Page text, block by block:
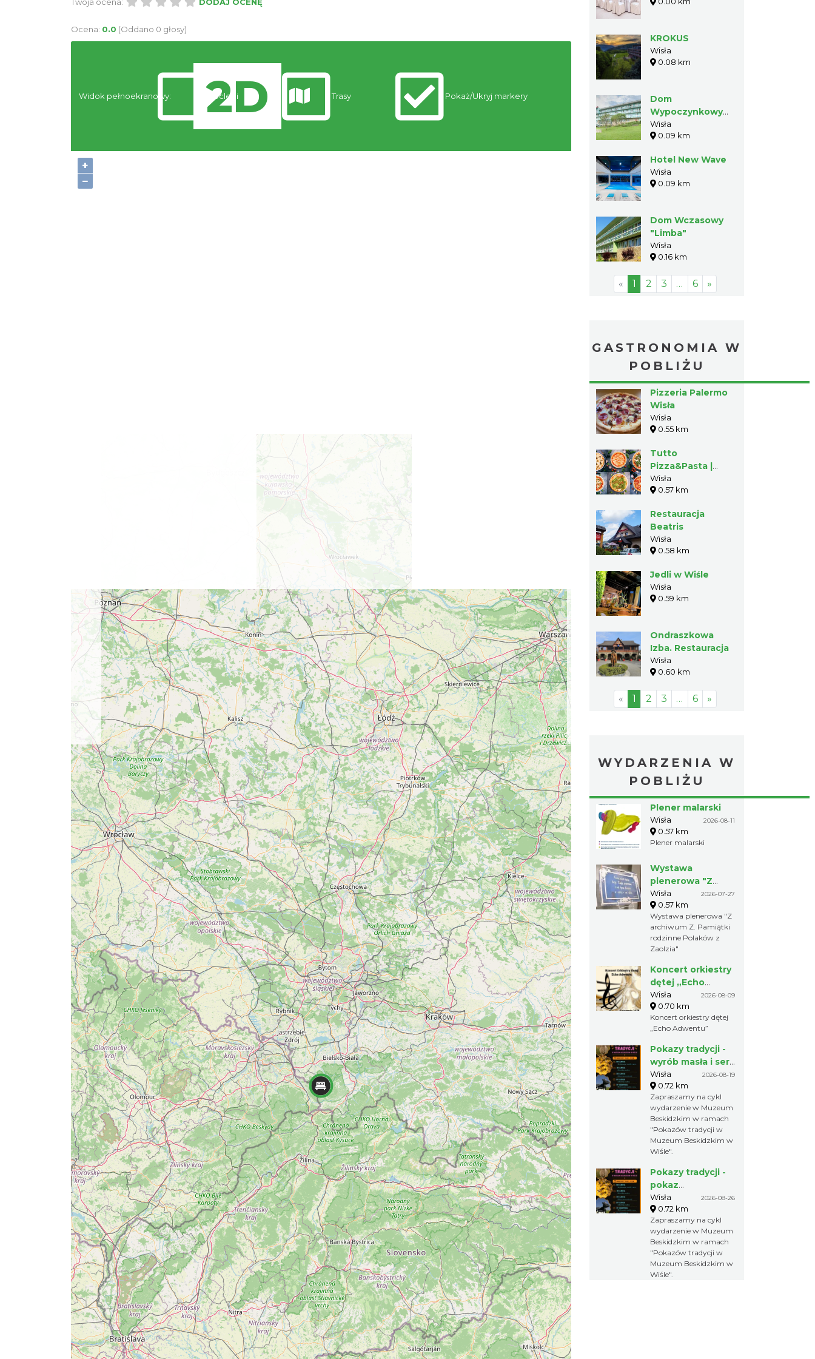
Ocena: 0.0 (Oddano 0 głosy)
+
−
Widok pełnoekranowy: Noclegi Trasy Pokaż/Ukryj markery
KROKUS
Wisła
0.08 km
Dom
Wypoczynkowy
Limba
Wisła
0.09 km
Hotel New Wave
Wisła
0.09 km
Dom Wczasowy
"Limba"
Wisła
0.16 km
« 1 2 3 … 6 »
GASTRONOMIA W
POBLIŻU
Pizzeria Palermo
Wisła
Wisła
0.55 km
Tutto
Pizza&Pasta |
Wisła
Wisła
0.57 km
Restauracja
Beatris
Wisła
0.58 km
Jedli w Wiśle
Wisła
0.59 km
Ondraszkowa
Izba. Restauracja
Wisła
0.60 km
« 1 2 3 … 6 »
WYDARZENIA W
POBLIŻU
Plener malarski
Wisła 2026-08-11
0.57 km
Plener malarski
Wystawa
plenerowa "Z
archiwum Z.
Pamiątki rodzinne
Polaków z
Zaolzia"
Wisła 2026-07-27
0.57 km
Wystawa plenerowa "Z
archiwum Z. Pamiątki
rodzinne Polaków z
Zaolzia"
Koncert orkiestry
dętej „Echo
Adwentu”
Wisła 2026-08-09
0.70 km
Koncert orkiestry dętej
„Echo Adwentu”
Pokazy tradycji -
wyrób masła i sera
w Muzeum
Beskidzkim
Wisła 2026-08-19
0.72 km
Zapraszamy na cykl
wydarzenie w Muzeum
Beskidzkim w ramach
"Pokazów tradycji w
Muzeum Beskidzkim w
Wiśle".
Pokazy tradycji -
pokaz
pszczelarski w
Muzeum
Beskidzkim
Wisła 2026-08-26
0.72 km
Zapraszamy na cykl
wydarzenie w Muzeum
Beskidzkim w ramach
"Pokazów tradycji w
Muzeum Beskidzkim w
Wiśle".